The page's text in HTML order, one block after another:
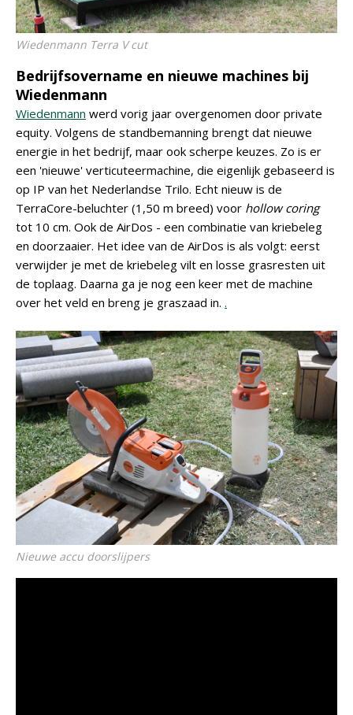
Wiedenmann Terra V cut
Bedrijfsovername en nieuwe machines bij
Wiedenmann
Wiedenmann werd vorig jaar overgenomen door private
equity. Volgens de standbemanning brengt dat nieuwe
energie in het bedrijf, maar ook scherpe keuzes. Zo is er
een 'nieuwe' verticuteermachine, die eigenlijk gebaseerd is
op IP van het Nederlandse Trilo. Echt nieuw is de
TerraCore-beluchter (1,50 m breed) voor hollow coring
tot 10 cm. Ook de AirDos - een combinatie van kriebeleg
en doorzaaier. Het idee van de AirDos is als volgt: eerst
verwijder je met de kriebeleg vilt en losse grasresten uit
de toplaag. Daarna ga je nog een keer met de machine
over het veld en breng je graszaad in. .
Nieuwe accu doorslijpers